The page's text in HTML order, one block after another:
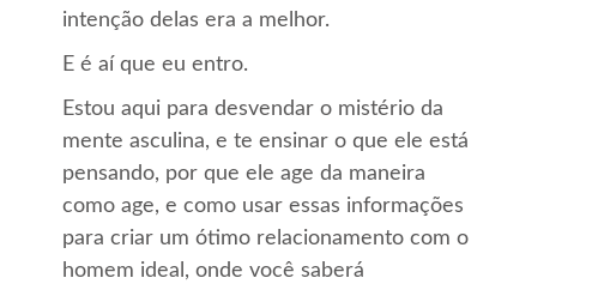
intenção delas era a melhor.
E é aí que eu entro.
Estou aqui para desvendar o mistério da
mente asculina, e te ensinar o que ele está
pensando, por que ele age da maneira
como age, e como usar essas informações
para criar um ótimo relacionamento com o
homem ideal, onde você saberá